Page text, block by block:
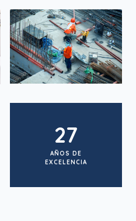
27
AÑOS DE
EXCELENCIA